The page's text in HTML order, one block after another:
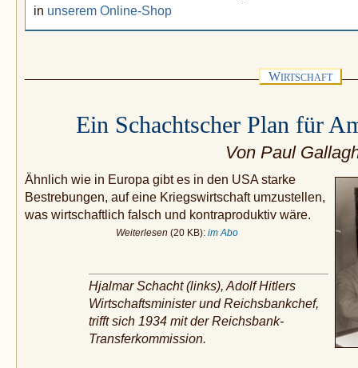
in unserem Online-Shop
WIRTSCHAFT
Ein Schachtscher Plan für
Von Paul
Ähnlich wie in Europa gibt es in den USA starke
Bestrebungen, auf eine Kriegswirtschaft umzustellen,
was wirtschaftlich falsch und kontraproduktiv wäre.
Weiterlesen (20 KB): im Abo
Hjalmar Schacht (links), Adolf Hitlers
Wirtschaftsminister und Reichsbankchef,
trifft sich 1934 mit der Reichsbank-
Transferkommission.